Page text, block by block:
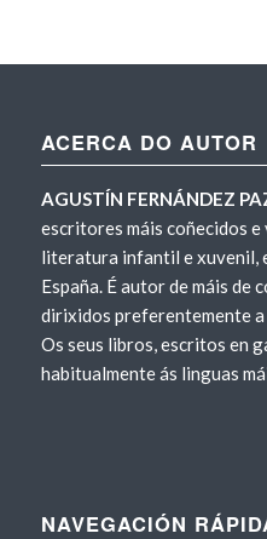
ACERCA DO AUTOR
AGUSTÍN FERNÁNDEZ
escritores máis coñecidos
literatura infantil e xuvenil,
España. É autor de máis de
dirixidos preferentemente
Os seus libros, escritos en
habitualmente ás linguas
NAVEGACIÓN